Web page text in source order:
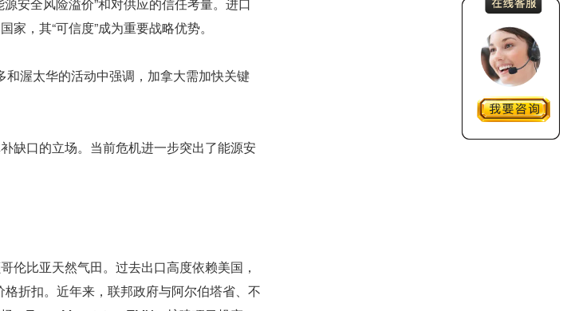
，其“可信度”成为重要战略优势。
和渥太华的活动中强调，加拿大需加快关键
缺口的立场。当前危机进一步突出了能源安
伦比亚天然气田。过去出口高度依赖美国，
折扣。近年来，联邦政府与阿尔伯塔省、不